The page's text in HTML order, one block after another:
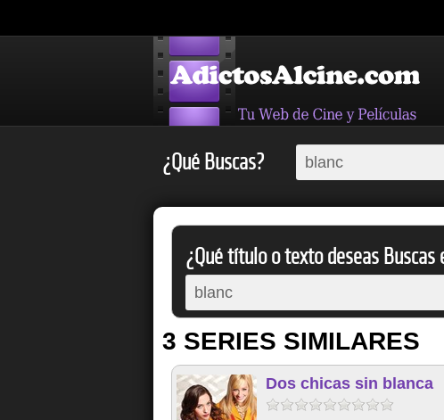
¿Qué Buscas?
¿Qué título o texto deseas Buscas
3 SERIES SIMILARES
Dos chicas sin blanca